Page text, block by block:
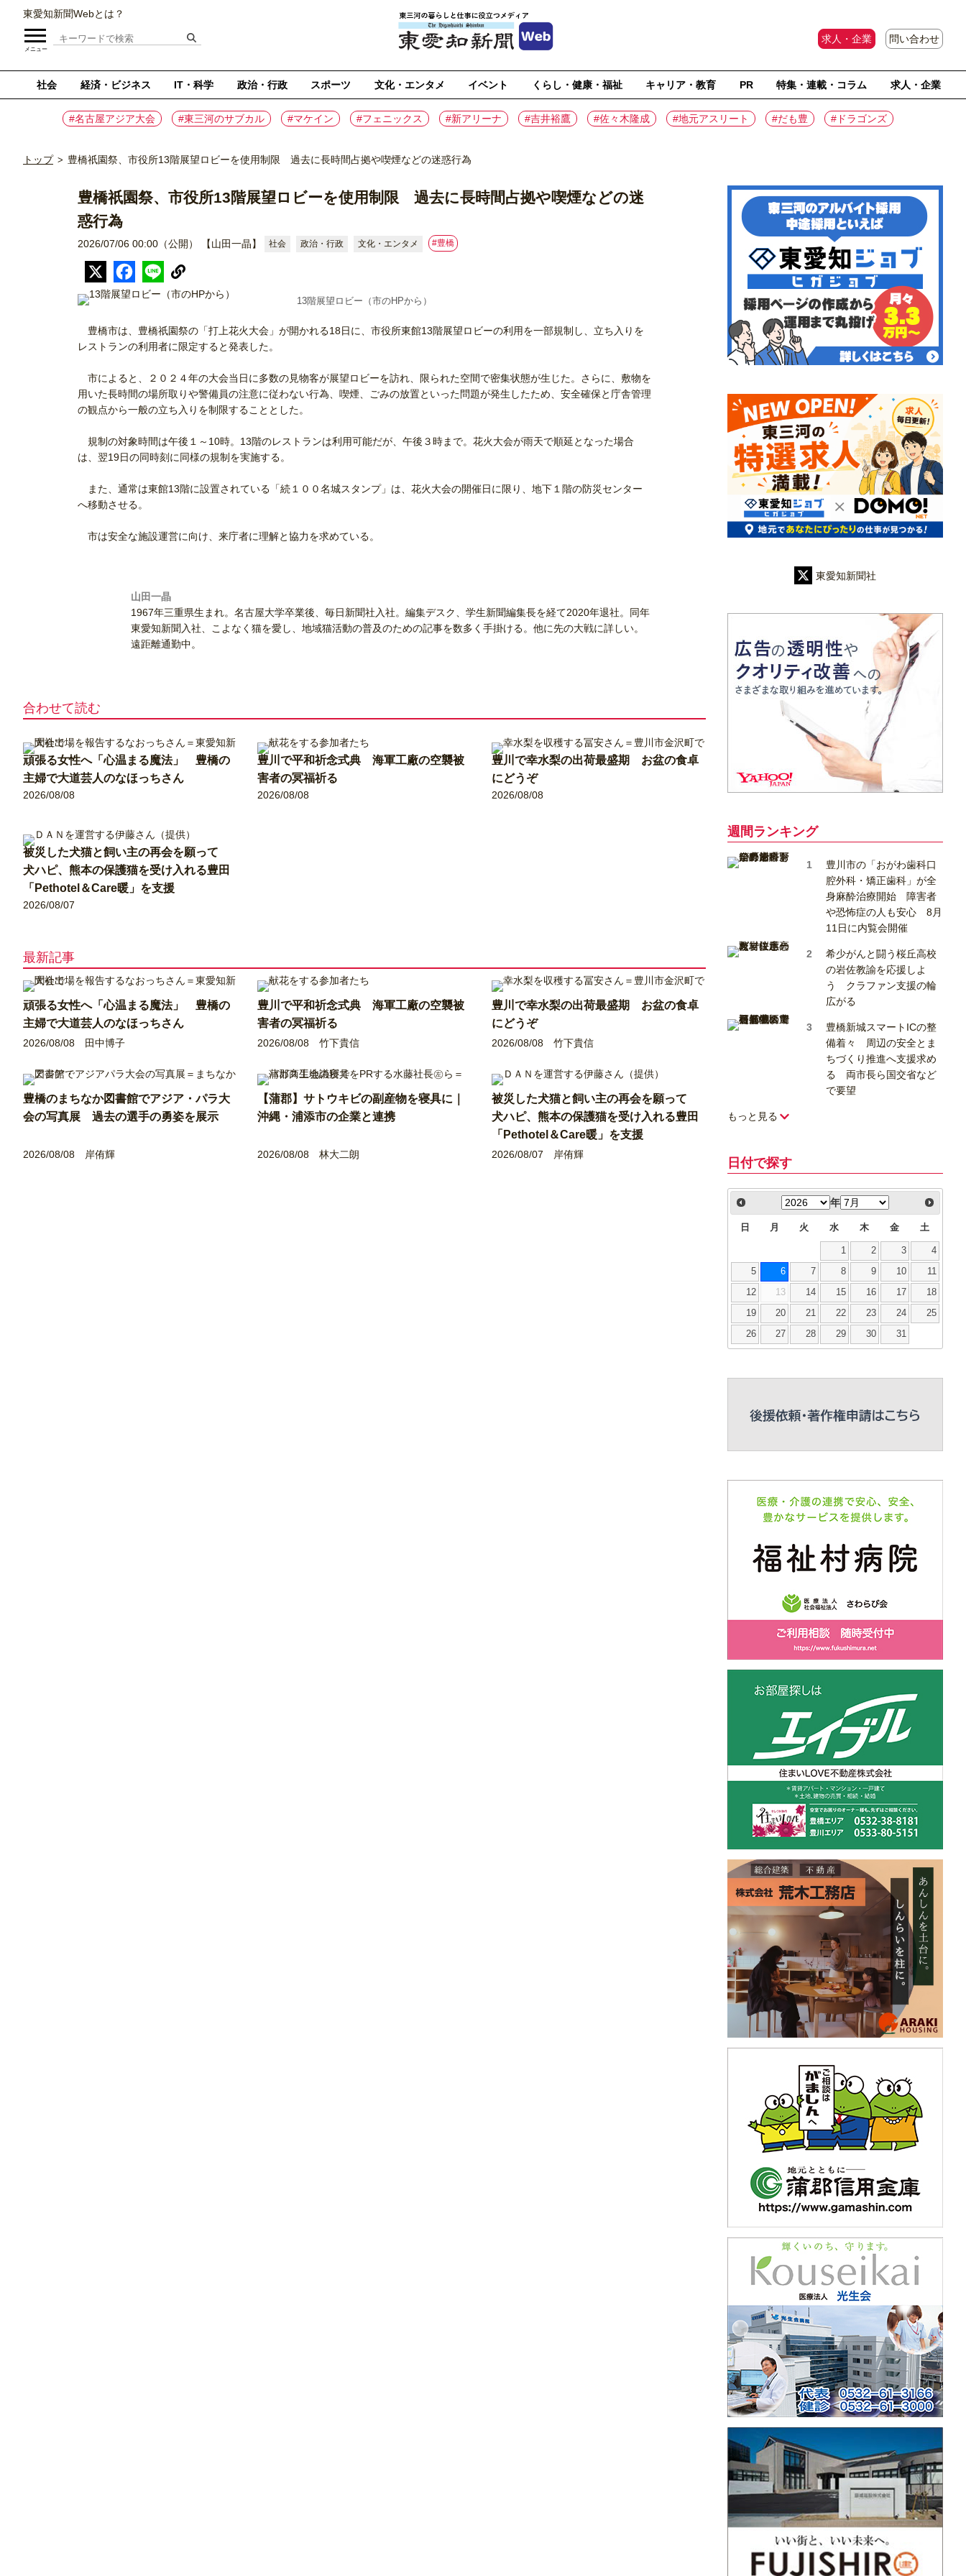
東愛知新聞Webとは？
求人・企業 問い合わせ
社会 経済・ビジネス IT・科学 政治・行政 スポーツ 文化・エンタメ イベント くらし・健康・福祉 キャリア・教育 PR 特集・連載・コラム 求人・企業
#名古屋アジア大会 #東三河のサブカル #マケイン #フェニックス #新アリーナ #吉井裕鷹 #佐々木隆成 #地元アスリート #だも豊 #ドラゴンズ
メニュー
トップ > 豊橋祇園祭、市役所13階展望ロビーを使用制限 過去に長時間占拠や喫煙などの迷惑行為
豊橋祇園祭、市役所13階展望ロビーを使用制限 過去に長時間占拠や喫煙などの迷
惑行為
2026/07/06 00:00（公開） 【山田一晶】 社会 政治・行政 文化・エンタメ #豊橋
13階展望ロビー（市のHPから）
豊橋市は、豊橋祇園祭の「打上花火大会」が開かれる18日に、市役所東館13階展望ロビーの利用を一部規制し、立ち入りを
レストランの利用者に限定すると発表した。
市によると、２０２４年の大会当日に多数の見物客が展望ロビーを訪れ、限られた空間で密集状態が生じた。さらに、敷物を
用いた長時間の場所取りや警備員の注意に従わない行為、喫煙、ごみの放置といった問題が発生したため、安全確保と庁舎管理
の観点から一般の立ち入りを制限することとした。
規制の対象時間は午後１～10時。13階のレストランは利用可能だが、午後３時まで。花火大会が雨天で順延となった場合
は、翌19日の同時刻に同様の規制を実施する。
また、通常は東館13階に設置されている「続１００名城スタンプ」は、花火大会の開催日に限り、地下１階の防災センター
へ移動させる。
市は安全な施設運営に向け、来庁者に理解と協力を求めている。
山田一晶
1967年三重県生まれ。名古屋大学卒業後、毎日新聞社入社。編集デスク、学生新聞編集長を経て2020年退社。同年
東愛知新聞入社、こよなく猫を愛し、地域猫活動の普及のための記事を数多く手掛ける。他に先の大戦に詳しい。
遠距離通勤中。
合わせて読む
頑張る女性へ「心温まる魔法」 豊橋の
主婦で大道芸人のなほっちさん
2026/08/08
豊川で平和祈念式典 海軍工廠の空襲被
害者の冥福祈る
2026/08/08
豊川で幸水梨の出荷最盛期 お盆の食卓
にどうぞ
2026/08/08
被災した犬猫と飼い主の再会を願って
犬ハピ、熊本の保護猫を受け入れる豊田
「Pethotel＆Care暖」を支援
2026/08/07
最新記事
頑張る女性へ「心温まる魔法」 豊橋の
主婦で大道芸人のなほっちさん
2026/08/08 田中博子
豊川で平和祈念式典 海軍工廠の空襲被
害者の冥福祈る
2026/08/08 竹下貴信
豊川で幸水梨の出荷最盛期 お盆の食卓
にどうぞ
2026/08/08 竹下貴信
豊橋のまちなか図書館でアジア・パラ大
会の写真展 過去の選手の勇姿を展示
2026/08/08 岸侑輝
【蒲郡】サトウキビの副産物を寝具に｜
沖縄・浦添市の企業と連携
2026/08/08 林大二朗
被災した犬猫と飼い主の再会を願って
犬ハピ、熊本の保護猫を受け入れる豊田
「Pethotel＆Care暖」を支援
2026/08/07 岸侑輝
東愛知新聞社
週間ランキング
豊川市の「おがわ歯科口
腔外科・矯正歯科」が全
身麻酔治療開始 障害者
や恐怖症の人も安心 8月
11日に内覧会開催
希少がんと闘う桜丘高校
の岩佐教諭を応援しよ
う クラファン支援の輪
広がる
豊橋新城スマートICの整
備着々 周辺の安全とま
ちづくり推進へ支援求め
る 両市長ら国交省など
で要望
もっと見る
日付で探す
年
日 月 火 水 木 金 土
1 2 3 4
5 6 7 8 9 10 11
12 13 14 15 16 17 18
19 20 21 22 23 24 25
26 27 28 29 30 31